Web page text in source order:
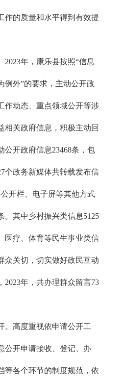
作的质量和水平得到有效提
2023年，康乐县按照“信息
例外”的要求，主动公开政
作动态、重点领域公开等涉
相关政府信息，积极主动回
公开政府信息23468条，包
个政务新媒体共转载发布信
开栏、电子屏等其他方式
。其中乡村振兴类信息5125
医疗、体育等民生事业类信
众关切，切实做好政民互动
2023年，共办理群众留言73
。高度重视依申请公开工
公开申请接收、登记、办
等各个环节的制度规范，依